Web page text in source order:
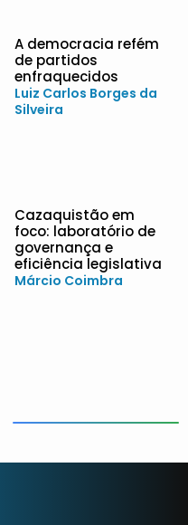
A democracia refém
de partidos
enfraquecidos
Luiz Carlos Borges da
Silveira
Cazaquistão em
foco: laboratório de
governança e
eficiência legislativa
Márcio Coimbra